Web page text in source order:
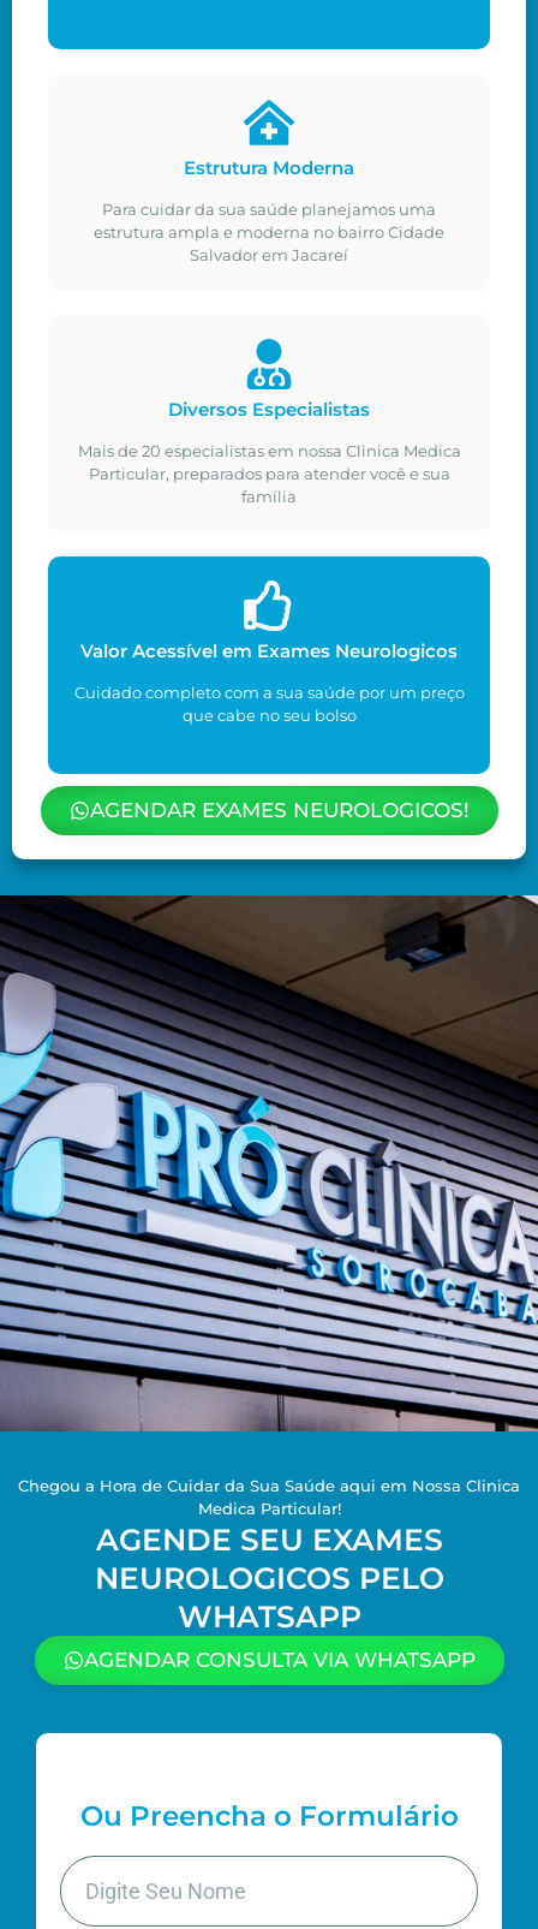
Estrutura Moderna
Para cuidar da sua saúde planejamos uma
estrutura ampla e moderna no bairro Cidade
Salvador em Jacareí
Diversos Especialistas
Mais de 20 especialistas em nossa Clinica Medica
Particular, preparados para atender você e sua
família
Valor Acessível em Exames Neurologicos
Cuidado completo com a sua saúde por um preço
que cabe no seu bolso
AGENDAR EXAMES NEUROLOGICOS!
Chegou a Hora de Cuidar da Sua Saúde aqui em Nossa Clinica
Medica Particular!
AGENDE SEU EXAMES
NEUROLOGICOS PELO
WHATSAPP
AGENDAR CONSULTA VIA WHATSAPP
Ou Preencha o Formulário